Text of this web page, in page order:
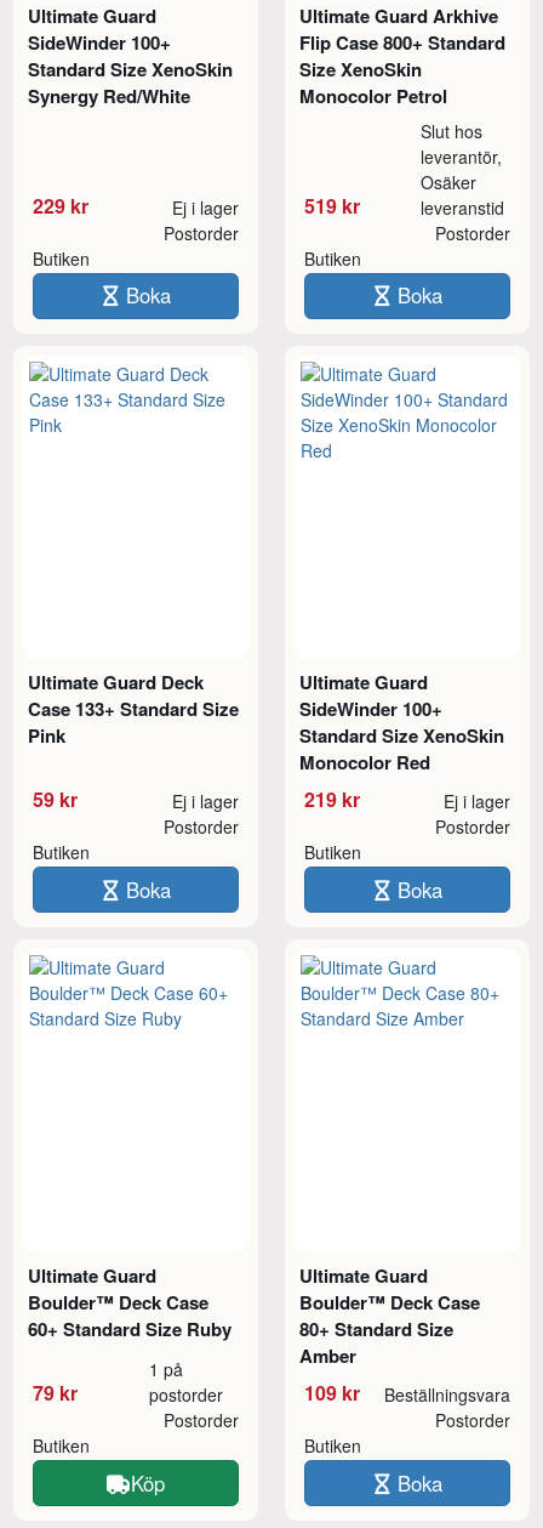
Ultimate Guard
SideWinder 100+
Standard Size XenoSkin
Synergy Red/White
229 kr Ej i lager
Butiken
Postorder
Boka
Ultimate Guard Arkhive
Flip Case 800+ Standard
Size XenoSkin
Monocolor Petrol
519 kr
Slut hos
leverantör,
Osäker
leveranstid
Butiken
Postorder
Boka
Ultimate Guard Deck
Case 133+ Standard Size
Pink
59 kr Ej i lager
Butiken
Postorder
Boka
Ultimate Guard
SideWinder 100+
Standard Size XenoSkin
Monocolor Red
219 kr Ej i lager
Butiken
Postorder
Boka
Ultimate Guard
Boulder™ Deck Case
60+ Standard Size Ruby
79 kr
1 på
postorder
Butiken
Postorder
Köp
Ultimate Guard
Boulder™ Deck Case
80+ Standard Size
Amber
109 kr Beställningsvara
Butiken
Postorder
Boka